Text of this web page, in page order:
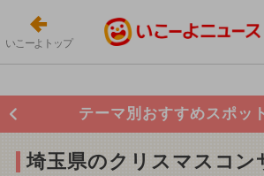
いこーよトップ
テーマ別おすすめスポッ
埼玉県のクリスマスコン